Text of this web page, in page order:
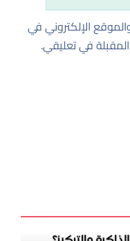
الإلكتروني في
في تعليقي.